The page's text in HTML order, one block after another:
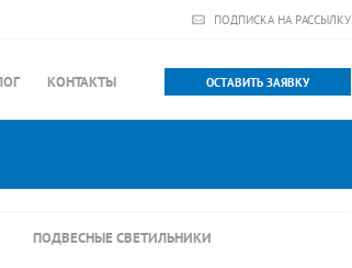
ПОДПИСКА НА РАССЫЛКУ
ОСТАВИТЬ ЗАЯВКУ
КОНТАКТЫ
ПОДВЕСНЫЕ СВЕТИЛЬНИКИ